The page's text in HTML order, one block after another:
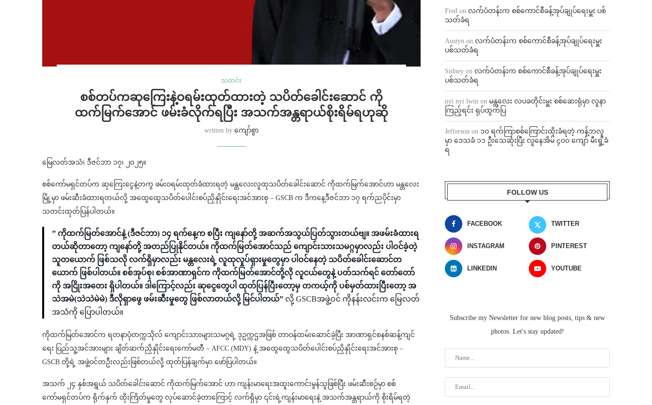
သတင်း
စစ်တပ်ကဆုကြေးနဲ့ဝရမ်းထုတ်ထားတဲ့ သပိတ်ခေါင်းဆောင် ကို
ထက်မြက်အောင် ဖမ်းခံလိုက်ရပြီး အသက်အန္တရာယ်စိုးရိမ်ရဟုဆို
written by ကျော်စွာ
မြေလတ်အသံ၊ ဒီဇင်ဘာ ၁၇၊ ၂၀၂၅။
စစ်ကော်မရှင်တပ်က ဆုကြေးငွေနဲ့တကွ ဖမ်းဝရမ်းထုတ်ခံထားရတဲ့ မန္တလေးလူထုသပိတ်ခေါင်းဆောင် ကိုထက်မြက်အောင်ဟာ မန္တလေး
မြို့မှာ ဖမ်းဆီးခံထားရတယ်လို့ အထွေထွေသပိတ်ပေါင်းစပ်ညှိနှိုင်းရေးအင်အားစု – GSCB က ဒီကနေ့ဒီဇင်ဘာ ၁၇ ရက်ညပိုင်းမှာ
သတင်းထုတ်ပြန်ပါတယ်။
” ကိုထက်မြတ်အောင်နဲ့ (ဒီဇင်ဘာ) ၁၄ ရက်နေ့က စပြီး ကျနော်တို့ အဆက်အသွယ်ပြတ်သွားတယ်ဗျ။ အဖမ်းခံထားရ
တယ်ဆိုတာတော့ ကျနော်တို့ အတည်ပြုနိုင်တယ်။ ကိုထက်မြတ်အောင်သည် ကျောင်းသားသမဂ္ဂမှာလည်း ပါဝင်ခဲ့တဲ့
သူတယောက် ဖြစ်သလို လက်ရှိမှာလည်း မန္တလေးရဲ့ လူထုလှုပ်ရှားမှုတွေမှာ ပါဝင်နေတဲ့ သပိတ်ခေါင်းဆောင်တ
ယောက် ဖြစ်ပါတယ်။ စစ်အုပ်စု၊ စစ်အာဏာရှင်က ကိုထက်မြတ်အောင်တို့လို လူငယ်တွေနဲ့ ပတ်သက်ရင် တော်တော်
ကို အငြိုးအတေး ရှိပါတယ်။ ဒါကြောင့်လည်း ဆုငွေတွေပါ ထုတ်ပြန်ပြီးတော့မှ တကယ့်ကို ပစ်မှတ်ထားပြီးတော့ အ
သဲအမဲ(သဲသဲမဲမဲ) ဒီလိုရှာဖွေ ဖမ်းဆီးမှုတွေ ဖြစ်လာတယ်လို့ မြင်ပါတယ်” လို့ GSCBအဖွဲ့ဝင် ကိုနန်းလင်းက မြေလတ်
အသံကို ပြောပါတယ်။
ကိုထက်မြတ်အောင်က ရတနာပုံတက္ကသိုလ် ကျောင်းသားများသမဂ္ဂရဲ့ ဒုဥက္ကဌအဖြစ် တာဝန်ထမ်းဆောင်ခဲ့ပြီး အာဏာရှင်စနစ်ဆန့်ကျင်
ရေး ပြည်သူ့အင်အားများ ချိတ်ဆက်ညှိနှိုင်းရေးကော်မတီ – AFCC (MDY) နဲ့ အထွေထွေသပိတ်ပေါင်းစပ်ညှိနှိုင်းရေးအင်အားစု –
GSCB တို့ရဲ့ အဖွဲ့ဝင်တဦးလည်းဖြစ်တယ်လို့ ထုတ်ပြန်ချက်မှာ ဖော်ပြပါတယ်။
အသက် ၂၄ နှစ်အရွယ် သပိတ်ခေါင်းဆောင် ကိုထက်မြက်အောင် ဟာ ကျန်းမာရေးအထူးကောင်းမွန်သူဖြစ်ပြီး ဖမ်းဆီးစဉ်မှာ စစ်
ကော်မရှင်တပ်က ရိုက်နှက် ထိုးကြိတ်မှုတွေ လုပ်ဆောင်ခဲ့တာကြောင့် လက်ရှိမှာ ၎င်းရဲ့ကျန်းမာရေးနဲ့ အသက်အန္တရာယ်ကို စိုးရိမ်ရတဲ့
Fred on လက်ပံတန်းက စစ်ကောင်စီခန့်အုပ်ချုပ်ရေးမှူး ပစ်
သတ်ခံရ
Austyn on လက်ပံတန်းက စစ်ကောင်စီခန့်အုပ်ချုပ်ရေးမှူး
ပစ်သတ်ခံရ
Sidney on လက်ပံတန်းက စစ်ကောင်စီခန့်အုပ်ချုပ်ရေးမှူး
ပစ်သတ်ခံရ
nyi nyi lwin on မန္တလေး လပခတိုင်းမှူး စစ်ဆေးရုံမှာ လူနာ
ကြည့်ရင်း ရုပ်ထွက်ပြ
Jefferson on ၁၀ ရက်ကြာစစ်ကြောင်းထိုးခံရတဲ့ ကန့်ဘလူ
မှာ ဒေသခံ ၁၁ ဦးသေဆုံးပြီး လူနေအိမ် ၄၀၀ ကျော် မီးရှို့ခံ
ရ
FOLLOW US
FACEBOOK TWITTER
INSTAGRAM PINTEREST
LINKEDIN YOUTUBE
Subscribe my Newsletter for new blog posts, tips & new
photos. Let's stay updated!